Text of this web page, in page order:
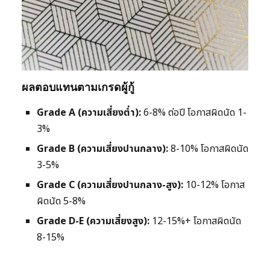
ผลตอบแทนตามเกรดผู้กู้
Grade A (ความเสี่ยงต่ำ):6-8% ต่อปี โอกาสผิดนัด 1-
3%
Grade B (ความเสี่ยงปานกลาง):8-10% โอกาสผิดนัด
3-5%
Grade C (ความเสี่ยงปานกลาง-สูง): 10-12% โอกาส
ผิดนัด 5-8%
Grade D-E (ความเสี่ยงสูง): 12-15%+ โอกาสผิดนัด
8-15%